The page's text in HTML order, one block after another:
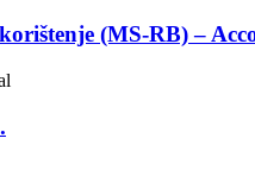
(MS-RB) –